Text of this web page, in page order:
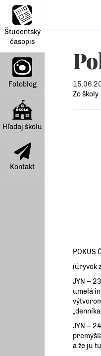
Študentský
časopis
Fotoblog
Hľadaj školu
Kontakt
Zo školy
POKUS
(úryvok
JYN –
umelá
JYN –
a že ju